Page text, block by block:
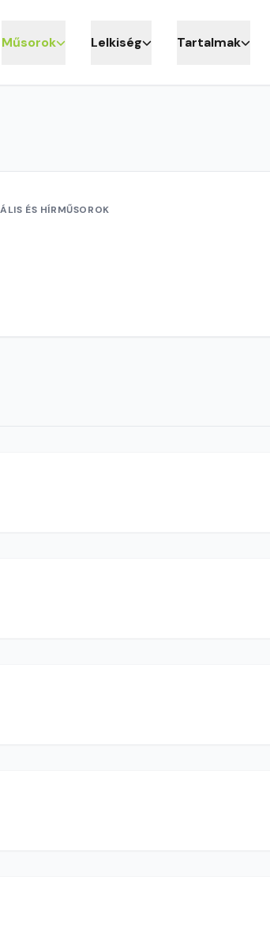
Műsorok Lelkiség Tartalmak
ÉS HÍRMŰSOROK